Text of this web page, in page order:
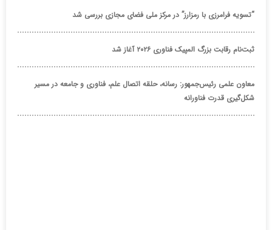
“تسویه فرامرزی با رمزارز” در مرکز ملی فضای مجازی بررسی شد
ثبت‌نام رقابت بزرگ المپیک فناوری ۲۰۲۶ آغاز شد
معاون علمی رئیس‌جمهور: رسانه، حلقه اتصال علم، فناوری و جامعه در مسیر
شکل‌گیری قدرت فناورانه